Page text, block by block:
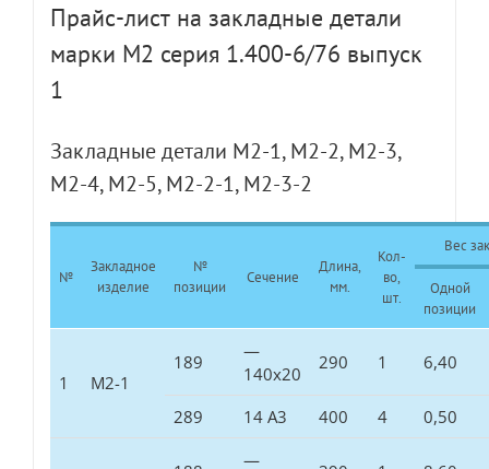
Прайс-лист на закладные детали
марки М2 серия 1.400-6/76 выпуск
1
Закладные детали М2-1, М2-2, М2-3,
М2-4, М2-5, М2-2-1, М2-3-2
№
Закладное
изделие
№
позиции
Сечение
Длина,
мм.
Кол-
во,
шт.
Вес
Одной
позиции
1 М2-1
189
—
140х20
290 1 6,40
289 14 А3 400 4 0,50
—